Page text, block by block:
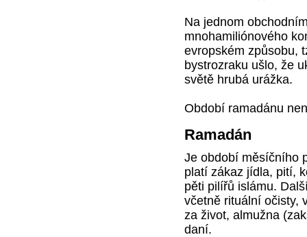
Na jednom
mnohamiliónového
evropském způsobu,
bystrozraku ušlo, že
světě hrubá urážka.
Období ramadánu
Ramadán
Je období měsíčního
platí zákaz jídla, pití,
pěti pilířů islámu.
včetně rituální očisty,
za život, almužna
daní.